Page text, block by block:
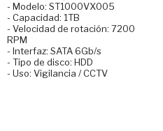
- Modelo: ST1000VX005
- Capacidad: 1TB
- Velocidad de rotación: 7200
RPM
- Interfaz: SATA 6Gb/s
- Tipo de disco: HDD
- Uso: Vigilancia / CCTV